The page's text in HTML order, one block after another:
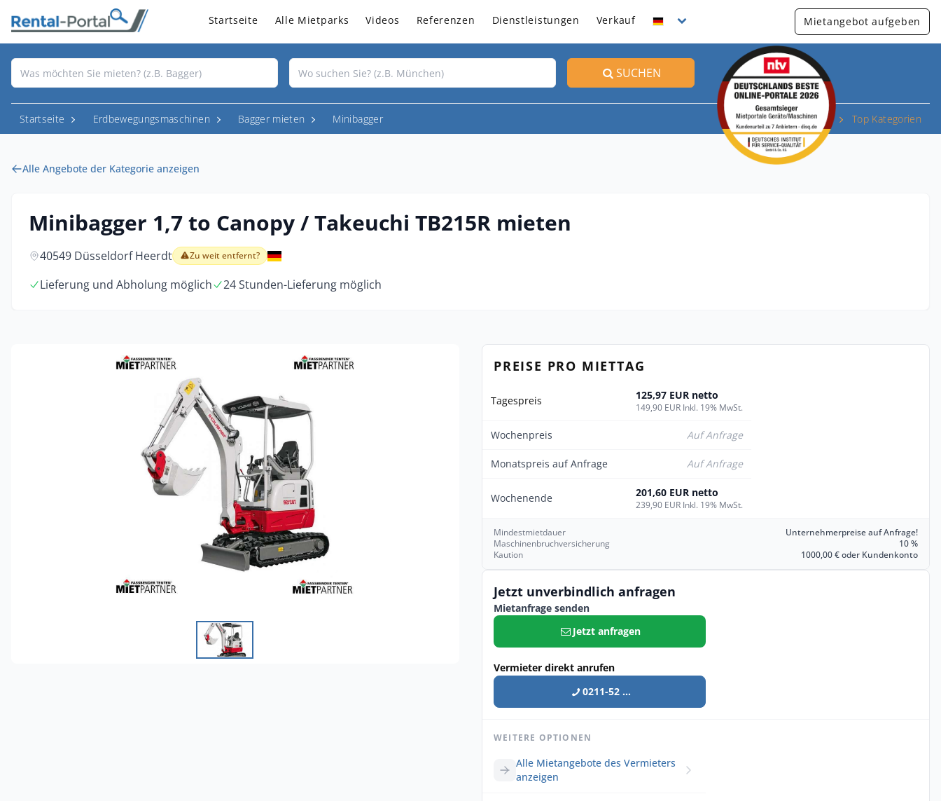
Startseite Alle Mietparks Videos Referenzen Dienstleistungen Verkauf Mietangebot aufgeben
SUCHEN
Startseite Erdbewegungsmaschinen Bagger mieten Minibagger Top Kategorien
Alle Angebote der Kategorie anzeigen
Minibagger 1,7 to Canopy / Takeuchi TB215R mieten
40549 Düsseldorf Heerdt Zu weit entfernt?
Lieferung und Abholung möglich 24 Stunden-Lieferung möglich
PREISE PRO MIETTAG
Tagespreis 125,97 EUR netto
149,90 EUR Inkl. 19% MwSt.
Wochenpreis Auf Anfrage
Monatspreis auf Anfrage Auf Anfrage
Wochenende 201,60 EUR netto
239,90 EUR Inkl. 19% MwSt.
Mindestmietdauer
Unternehmerpreise auf Anfrage!
Maschinenbruchversicherung
10 %
Kaution
1000,00 € oder Kundenkonto
Jetzt unverbindlich anfragen
Mietanfrage senden
Jetzt anfragen
Vermieter direkt anrufen
0211-52 ...
WEITERE OPTIONEN
Alle Mietangebote des Vermieters
anzeigen